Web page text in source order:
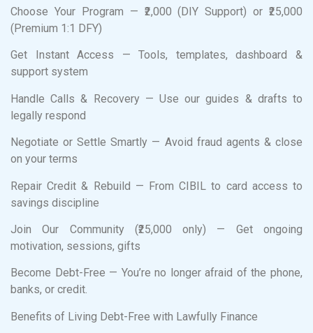
Choose Your Program — ₹2,000 (DIY Support) or ₹25,000
(Premium 1:1 DFY)
Get Instant Access — Tools, templates, dashboard &
support system
Handle Calls & Recovery — Use our guides & drafts to
legally respond
Negotiate or Settle Smartly — Avoid fraud agents & close
on your terms
Repair Credit & Rebuild — From CIBIL to card access to
savings discipline
Join Our Community (₹25,000 only) — Get ongoing
motivation, sessions, gifts
Become Debt-Free — You’re no longer afraid of the phone,
banks, or credit.
Benefits of Living Debt-Free with Lawfully Finance